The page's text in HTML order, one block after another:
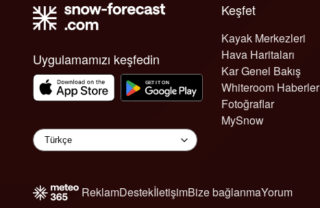
Uygulamamızı keşfedin
Keşfet
Kayak Merkezleri
Hava Haritaları
Kar Genel Bakış
Whiteroom Haberler
Fotoğraflar
MySnow
ReklamDestekİletişimBize bağlanmaYorum